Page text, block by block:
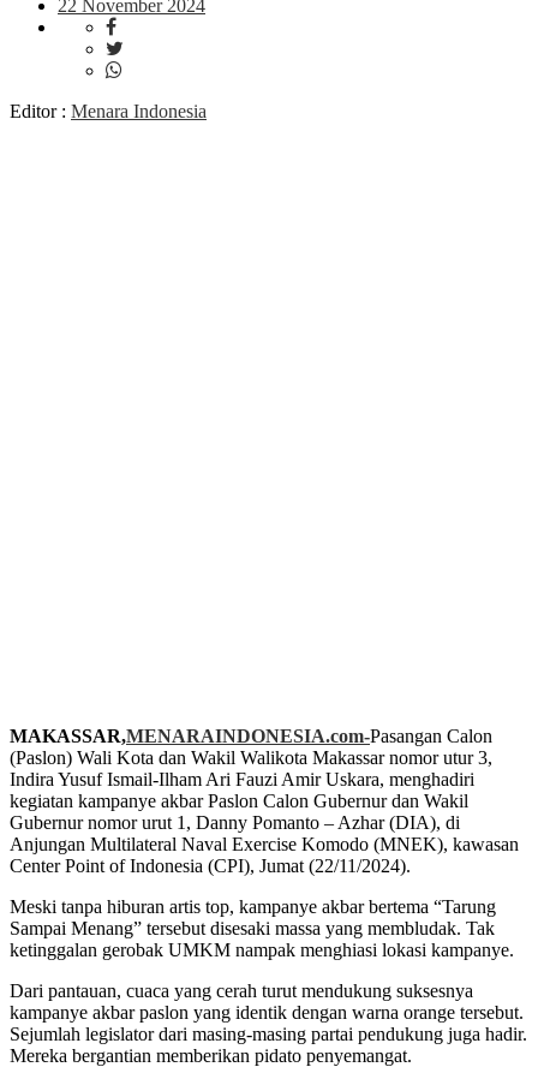
22 November 2024
Editor : Menara Indonesia
MAKASSAR,MENARAINDONESIA.com-Pasangan Calon
(Paslon) Wali Kota dan Wakil Walikota Makassar nomor utur 3,
Indira Yusuf Ismail-Ilham Ari Fauzi Amir Uskara, menghadiri
kegiatan kampanye akbar Paslon Calon Gubernur dan Wakil
Gubernur nomor urut 1, Danny Pomanto – Azhar (DIA), di
Anjungan Multilateral Naval Exercise Komodo (MNEK), kawasan
Center Point of Indonesia (CPI), Jumat (22/11/2024).
Meski tanpa hiburan artis top, kampanye akbar bertema “Tarung
Sampai Menang” tersebut disesaki massa yang membludak. Tak
ketinggalan gerobak UMKM nampak menghiasi lokasi kampanye.
Dari pantauan, cuaca yang cerah turut mendukung suksesnya
kampanye akbar paslon yang identik dengan warna orange tersebut.
Sejumlah legislator dari masing-masing partai pendukung juga hadir.
Mereka bergantian memberikan pidato penyemangat.